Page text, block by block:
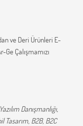
ve Deri Ürünleri E-
Çalışmamızı
Danışmanlığı,
Tasarım, B2B, B2C